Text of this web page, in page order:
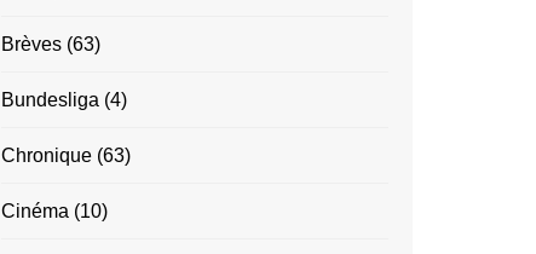
Brèves (63)
Bundesliga (4)
Chronique (63)
Cinéma (10)